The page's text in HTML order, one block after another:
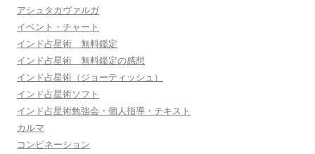
アシュタカヴァルガ
イベント・チャート
インド占星術 無料鑑定
インド占星術 無料鑑定の感想
インド占星術（ジョーティッシュ）
インド占星術ソフト
インド占星術勉強会・個人指導・テキスト
カルマ
コンビネーション